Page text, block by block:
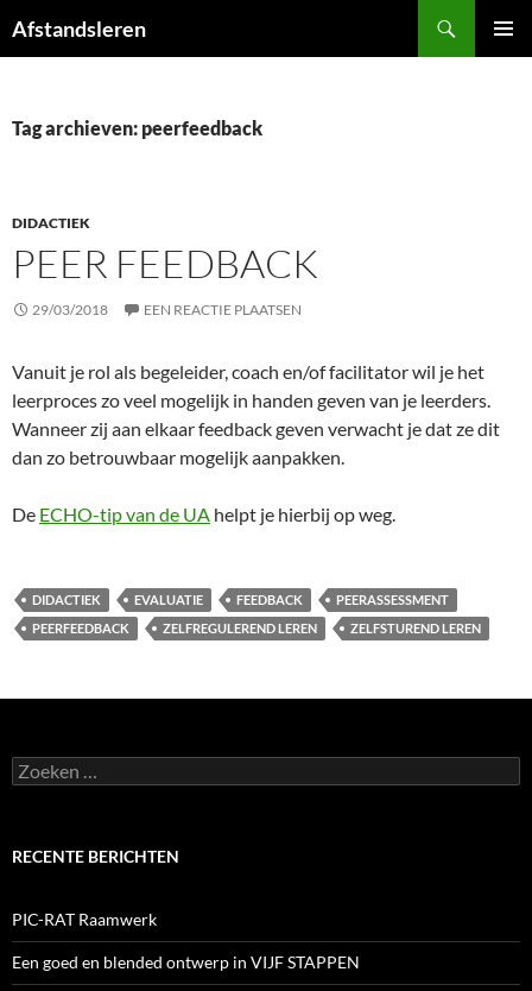
naar
Afstandsleren
Tag archieven: peerfeedback
DIDACTIEK
PEER FEEDBACK
29/03/2018 EEN REACTIE PLAATSEN
Vanuit je rol als begeleider, coach en/of facilitator wil je het
leerproces zo veel mogelijk in handen geven van je leerders.
Wanneer zij aan elkaar feedback geven verwacht je dat ze dit
dan zo betrouwbaar mogelijk aanpakken.
De ECHO-tip van de UA helpt je hierbij op weg.
DIDACTIEK EVALUATIE FEEDBACK
PEERASSESSMENT
PEERFEEDBACK
ZELFREGULEREND LEREN ZELFSTUREND LEREN
Zoeken
naar:
RECENTE BERICHTEN
PIC-RAT Raamwerk
Een goed en blended ontwerp in VIJF STAPPEN